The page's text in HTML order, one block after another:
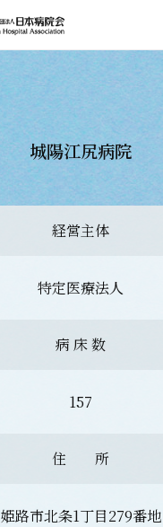
城陽江尻病院
経営主体
特定医療法人
病 床 数
157
住 所
姫路市北条1丁目279番地